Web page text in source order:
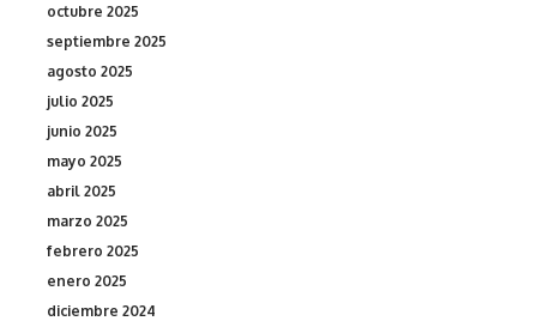
octubre 2025
septiembre 2025
agosto 2025
julio 2025
junio 2025
mayo 2025
abril 2025
marzo 2025
febrero 2025
enero 2025
diciembre 2024